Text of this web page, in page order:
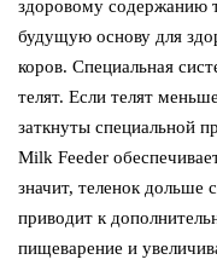
здоровому содержанию
будущую основу для
коров. Специальная
телят. Если телят
заткнуты специальной
Milk Feeder
значит, теленок дольше
приводит к
пищеварение и